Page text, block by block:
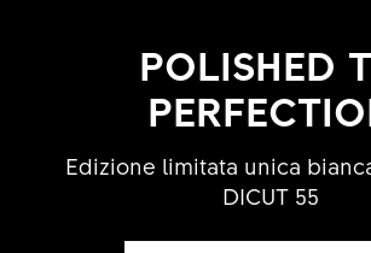
POLISHED
Edizione limitata unica
DICUT 55